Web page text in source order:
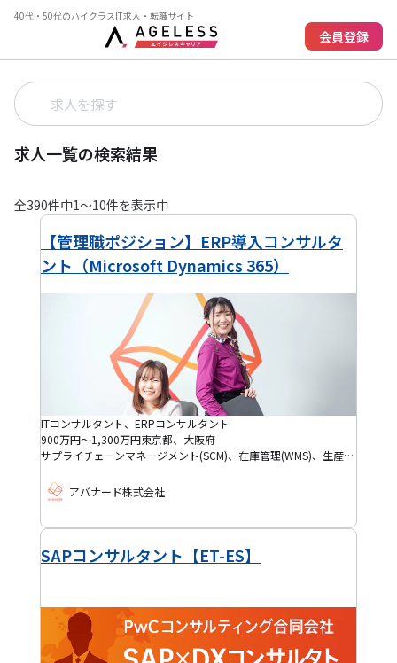
40代・50代のハイクラスIT求人・転職サイト
会員登録
求人一覧の検索結果
全390件中1〜10件を表示中
【管理職ポジション】ERP導入コンサルタ
ント（Microsoft Dynamics 365）
ITコンサルタント、ERPコンサルタント
900万円～1,300万円東京都、大阪府
サプライチェーンマネージメント(SCM)、在庫管理(WMS)、生産管理、統合基幹業務(ERP)、販売管理、購買管理、顧客管理(CRM)、会計、管理会計、Microsoft Dynamics 365(D365)、Microsoft Dynamics 365 Finance and Operations(FO) 、RFI/RFP作成、フィット＆ギャップ分析、要件定義
アバナード株式会社
SAPコンサルタント【ET-ES】